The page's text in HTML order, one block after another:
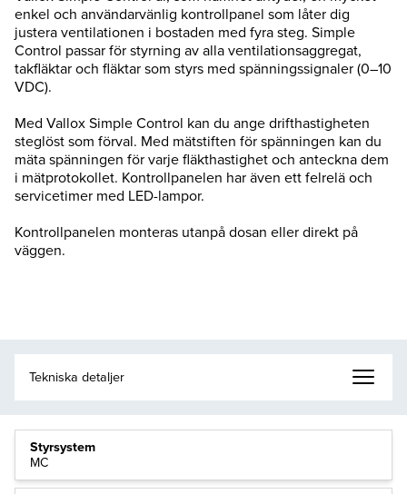
enkel och användarvänlig kontrollpanel som låter dig
justera ventilationen i bostaden med fyra steg. Simple
Control passar för styrning av alla ventilationsaggregat,
takfläktar och fläktar som styrs med spänningssignaler (0–10
VDC).
Med Vallox Simple Control kan du ange drifthastigheten
steglöst som förval. Med mätstiften för spänningen kan du
mäta spänningen för varje fläkthastighet och anteckna dem
i mätprotokollet. Kontrollpanelen har även ett felrelä och
servicetimer med LED-lampor.
Kontrollpanelen monteras utanpå dosan eller direkt på
väggen.
Styrsystem
MC